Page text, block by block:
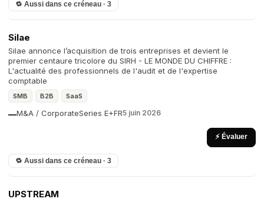
🔁 Aussi dans ce créneau · 3
Silae
Silae annonce l’acquisition de trois entreprises et devient le
premier centaure tricolore du SIRH - LE MONDE DU CHIFFRE :
L'actualité des professionnels de l'audit et de l'expertise
comptable
SMB B2B SaaS
M&A / Corporate
— Series E+FR5 juin 2026
⚡ Évaluer
🔁 Aussi dans ce créneau · 3
UPSTREAM